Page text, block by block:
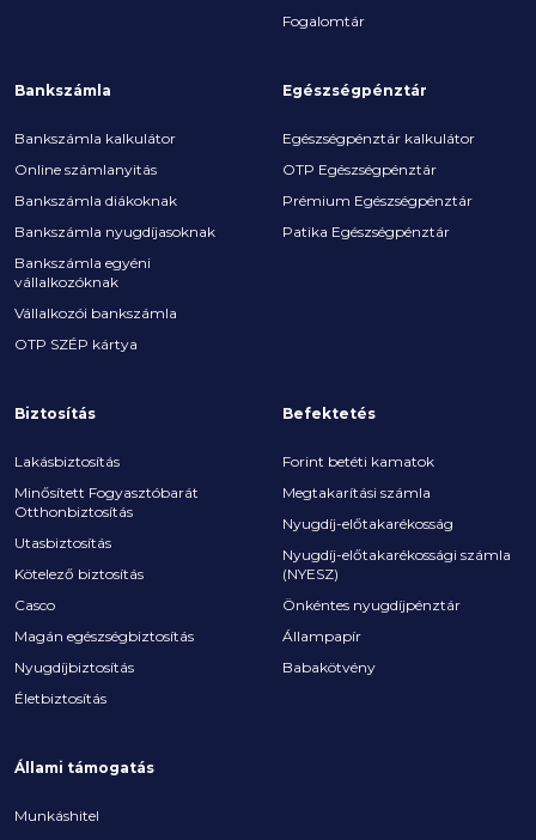
Fogalomtár
Bankszámla
Bankszámla kalkulátor
Online számlanyitás
Bankszámla diákoknak
Bankszámla nyugdíjasoknak
Bankszámla egyéni
vállalkozóknak
Vállalkozói bankszámla
OTP SZÉP kártya
Egészségpénztár
Egészségpénztár kalkulátor
OTP Egészségpénztár
Prémium Egészségpénztár
Patika Egészségpénztár
Biztosítás
Lakásbiztosítás
Minősített Fogyasztóbarát
Otthonbiztosítás
Utasbiztosítás
Kötelező biztosítás
Casco
Magán egészségbiztosítás
Nyugdíjbiztosítás
Életbiztosítás
Befektetés
Forint betéti kamatok
Megtakarítási számla
Nyugdíj-előtakarékosság
Nyugdíj-előtakarékossági számla
(NYESZ)
Önkéntes nyugdíjpénztár
Állampapír
Babakötvény
Állami támogatás
Munkáshitel